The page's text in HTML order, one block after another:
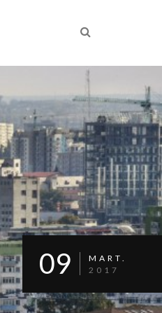
09
MART.
2017